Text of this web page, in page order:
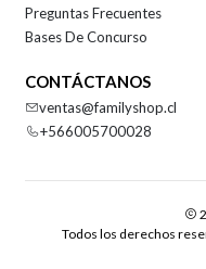
Preguntas Frecuentes
Bases De Concurso
CONTÁCTANOS
ventas@familyshop.cl
+566005700028
Todos los derechos